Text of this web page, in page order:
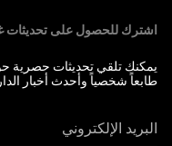
اشترك للحصول على
يمكنك تلقي تحديثات حصرية
طابعاً شخصياً وأحدث أخبار
البريد الإلكتروني